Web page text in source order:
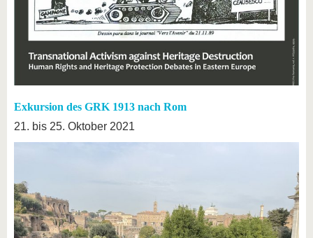
Exkursion des GRK 1913 nach Rom
21. bis 25. Oktober 2021